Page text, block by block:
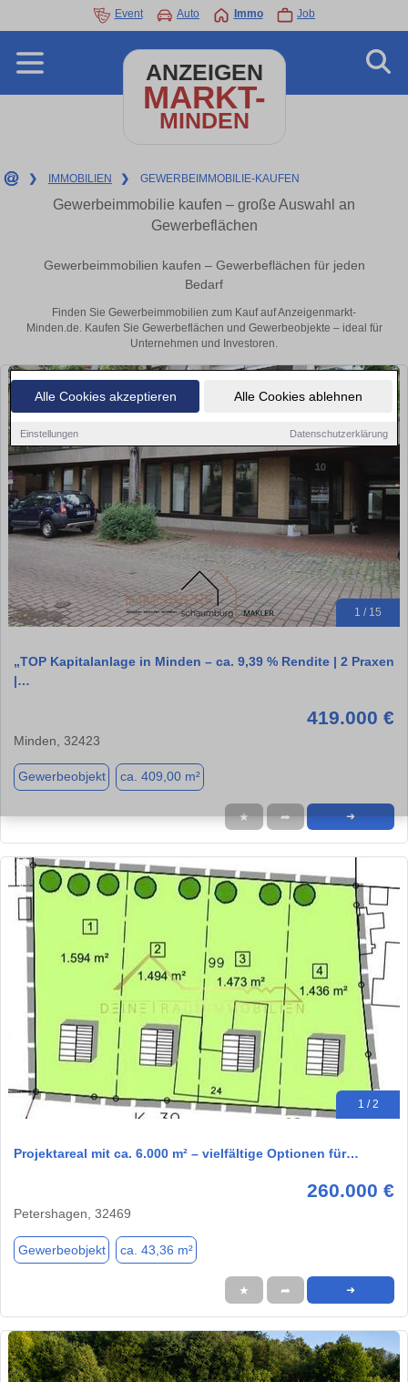
Alle Cookies akzeptieren Alle Cookies ablehnen
Einstellungen Datenschutzerklärung
Event Auto Immo Job
ANZEIGEN
MARKT-
MINDEN
❯ IMMOBILIEN ❯ GEWERBEIMMOBILIE-KAUFEN
Gewerbeimmobilie kaufen – große Auswahl an
Gewerbeflächen
Gewerbeimmobilien kaufen – Gewerbeflächen für jeden
Bedarf
Finden Sie Gewerbeimmobilien zum Kauf auf Anzeigenmarkt-
Minden.de. Kaufen Sie Gewerbeflächen und Gewerbeobjekte – ideal für
Unternehmen und Investoren.
1 / 15
„TOP Kapitalanlage in Minden – ca. 9,39 % Rendite | 2 Praxen
|…
419.000 €
Minden, 32423
Gewerbeobjekt ca. 409,00 m²
★ ➦ ➜
1 / 2
Projektareal mit ca. 6.000 m² – vielfältige Optionen für…
260.000 €
Petershagen, 32469
Gewerbeobjekt ca. 43,36 m²
★ ➦ ➜